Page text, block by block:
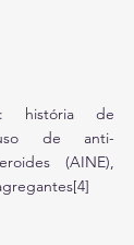
história de
de anti-
(AINE),